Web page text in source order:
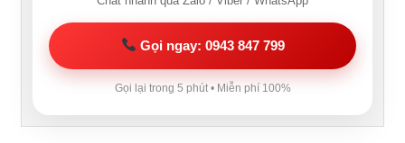
Gọi ngay: 0943 847 799
Gọi lại trong 5 phút • Miễn phí 100%